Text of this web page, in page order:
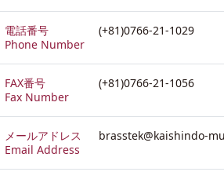
電話番号
Phone Number
(+81)0766-21-1029
FAX番号
Fax Number
(+81)0766-21-1056
メールアドレス
Email Address
brasstek@kaishindo-